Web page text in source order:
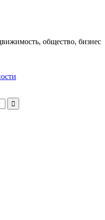
общество, бизнес